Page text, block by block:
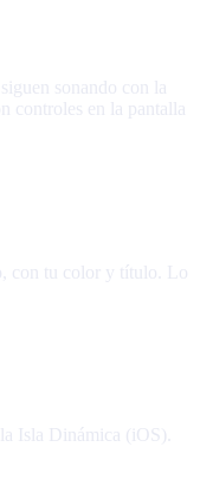
sonando con la
controles en la pantalla
con tu color y título. Lo
Isla Dinámica (iOS).